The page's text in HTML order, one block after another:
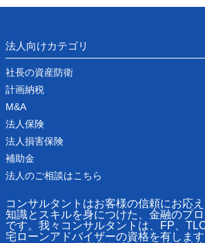
法人向けカテゴリ
社長の資産防衛
計画納税
M&A
法人保険
法人損害保険
補助金
法人のご相談はこちら
コンサルタントはお客様の信頼にお応
知識とスキルを身につけた、金融のプ
です。我々コンサルタントは、FP、
宅ローンアドバイザーの資格を有しま